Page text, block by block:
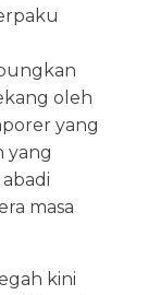
oleh
yang
yang
masa
kini